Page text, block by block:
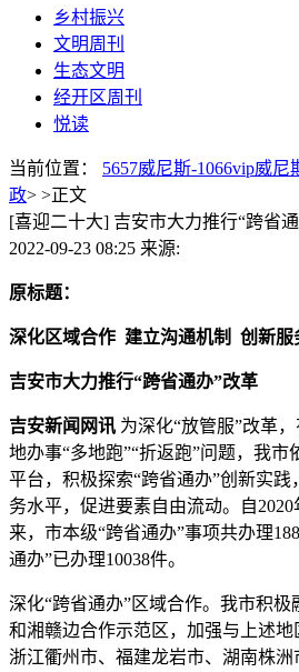
乡村振兴
文明周刊
生态文明
经开区周刊
悦读
当前位置： 5657威尼斯-1066vip威尼
政> >正文
[喜迎二十大] 吉安市大力推行“跨省
2022-09-23 08:25 来源:
原标题：
深化区域合作 建立沟通机制 创新服
吉安市大力推行“跨省通办”改革
吉安新闻网讯 为深化“放管服”改革
地办事“多地跑”“折返跑”问题，我市
平台，积极探索“跨省通办”创新实
务水平，促进要素自由流动。自
来，市本级“跨省通办”事项共办理
通办”已办理10038件。
深化“跨省通办”区域合作。我市积
和湘赣边合作示范区，加强与上述
浙江衢州市、福建龙岩市、湖南株